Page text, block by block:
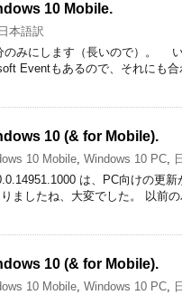
10 Mobile.
日本語訳
みにします（長いので）。
Eventもあるので、それにも
10 (& for Mobile).
10 Mobile, Windows 10 PC,
は、PC向けの更
ましたね、大変でした。 以前
10 (& for Mobile).
10 Mobile, Windows 10 PC,